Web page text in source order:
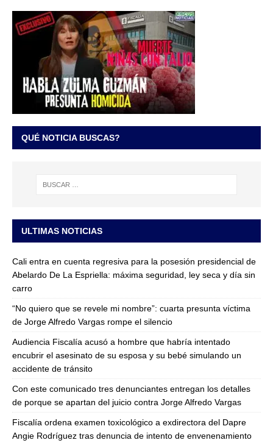
QUÉ NOTICIA BUSCAS?
ULTIMAS NOTICIAS
Cali entra en cuenta regresiva para la posesión presidencial de
Abelardo De La Espriella: máxima seguridad, ley seca y día sin
carro
“No quiero que se revele mi nombre”: cuarta presunta víctima
de Jorge Alfredo Vargas rompe el silencio
Audiencia Fiscalía acusó a hombre que habría intentado
encubrir el asesinato de su esposa y su bebé simulando un
accidente de tránsito
Con este comunicado tres denunciantes entregan los detalles
de porque se apartan del juicio contra Jorge Alfredo Vargas
Fiscalía ordena examen toxicológico a exdirectora del Dapre
Angie Rodríguez tras denuncia de intento de envenenamiento